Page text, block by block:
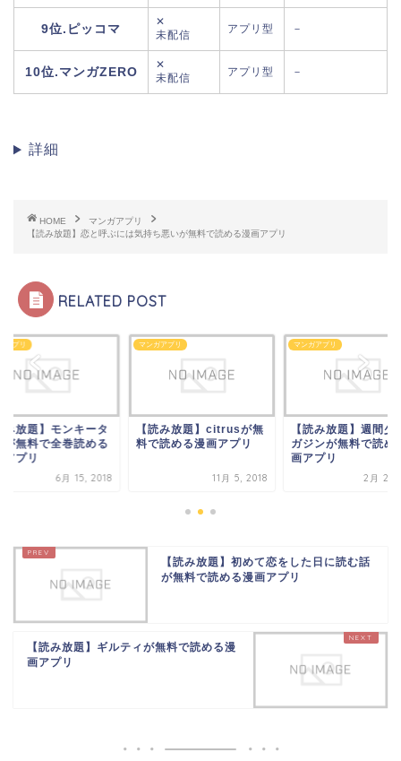
9位.ピッコマ
✕
未配信
アプリ型 －
10位.マンガZERO
✕
未配信
アプリ型 －
詳細
HOME
マンガアプリ
【読み放題】恋と呼ぶには気持ち悪いが無料で読める漫画アプリ
RELATED POST
アプリ
み放題】モンキータ
が無料で全巻読める
アプリ
6月 15, 2018
マンガアプリ
【読み放題】citrusが無
料で読める漫画アプリ
11月 5, 2018
マンガアプリ
【読み放題】週間少
ガジンが無料で読め
画アプリ
2月 23,
【読み放題】初めて恋をした日に読む話
が無料で読める漫画アプリ
【読み放題】ギルティが無料で読める漫
画アプリ